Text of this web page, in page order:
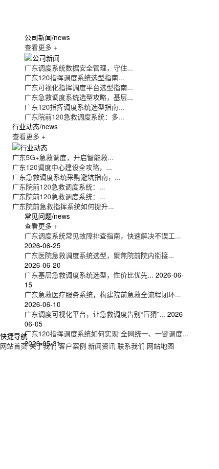
公司新闻/news
查看更多 +
广东调度系统数据安全管理，守住...
广东120指挥调度系统选型指南...
广东可视化指挥调度平台选型指南...
广东急救调度系统选型攻略，基层...
广东120指挥调度系统选型指南...
广东院前120急救调度系统：多...
行业动态/news
查看更多 +
广东5G+急救调度，开启智能救...
广东120调度中心建设全攻略，...
广东急救调度系统采购避坑指南，...
广东院前120急救调度系统：...
广东院前120急救调度系统：...
广东院前急救指挥系统如何提升...
常见问题/news
查看更多 +
广东调度系统常见故障排查指南，快速解决不误工...
2026-06-25
广东医院急救调度系统选型，聚焦院前院内衔接...
2026-06-20
广东基层急救调度系统选型，性价比优先... 2026-06-
15
广东急救医疗服务系统，构建院前急救全流程闭环...
2026-06-10
广东调度可视化平台，让急救调度告别“盲猜”... 2026-
06-05
广东120指挥调度系统如何实现“全网统一、一键调度...
2026-05-31
快捷导航
网站首页 关于我们 客户案例 新闻资讯 联系我们 网站地图